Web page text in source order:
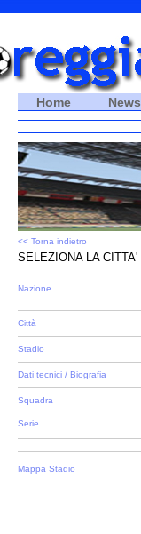
Home News
<< Torna indietro
SELEZIONA LA CITTA'
Nazione
Città
Stadio
Dati tecnici / Biografia
Squadra
Serie
Mappa Stadio